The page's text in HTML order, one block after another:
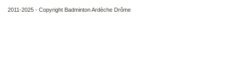
2011-2025 - Copyright Badminton Ardèche Drôme